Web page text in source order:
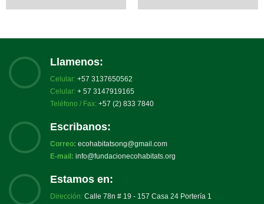
Llamenos:
Celular: +57 3137650562
Celular: + 57 3147919165
Teléfono / Fax: +57 (2) 833 7840
Escribanos:
Correo: ecohabitatsong@gmail.com
E-mail: info@fundacionecohabitats.org
Estamos en:
Dirección: Calle 78n # 19 - 157 Casa 24 Portería 1